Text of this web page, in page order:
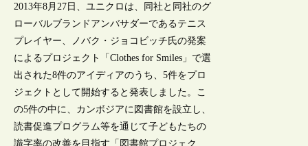
2013年8月27日、ユニクロは、同社と同社のグ
ローバルブランドアンバサダーであるテニス
プレイヤー、ノバク・ジョコビッチ氏の発案
によるプロジェクト「Clothes for Smiles」で選
出された8件のアイディアのうち、5件をプロ
ジェクトとして開始すると発表しました。こ
の5件の中に、カンボジアに図書館を設立し、
読書促進プログラム等を通じて子どもたちの
識字率の改善を目指す「図書館プロジェク